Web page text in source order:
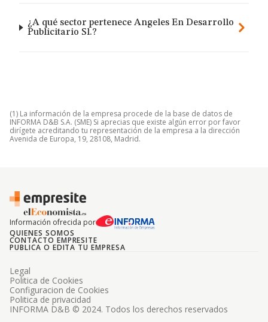
¿A qué sector pertenece Angeles En Desarrollo
Publicitario Sl.?
(1) La información de la empresa procede de la base de datos de
INFORMA D&B S.A. (SME) Si aprecias que existe algún error por favor
dirígete acreditando tu representación de la empresa a la dirección
Avenida de Europa, 19, 28108, Madrid.
Información ofrecida por
QUIENES SOMOS
CONTACTO EMPRESITE
PUBLICA O EDITA TU EMPRESA
INFORMA D&B © 2024. Todos los derechos reservados
Legal
Politica de Cookies
Configuracion de Cookies
Politica de privacidad